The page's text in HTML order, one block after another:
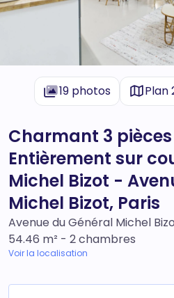
19 photos Plan
Charmant 3
Entièrement sur
Michel Bizot -
Michel Bizot, Paris
Avenue du Général Michel
54.46 m² - 2 chambres
Voir la localisation